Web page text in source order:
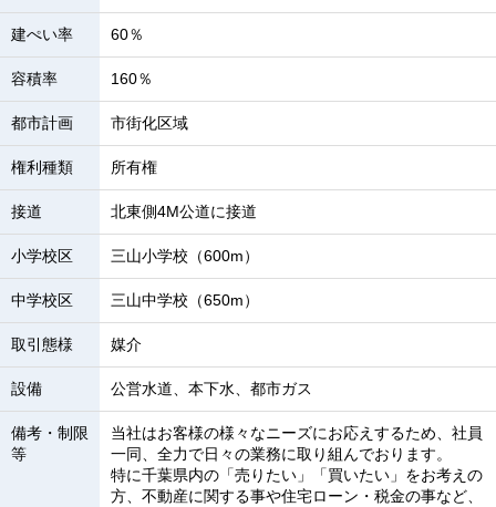
建ぺい率 60％
容積率 160％
都市計画 市街化区域
権利種類 所有権
接道 北東側4M公道に接道
小学校区 三山小学校（600m）
中学校区 三山中学校（650m）
取引態様 媒介
設備 公営水道、本下水、都市ガス
備考・制限
等
当社はお客様の様々なニーズにお応えするため、社員
一同、全力で日々の業務に取り組んでおります。
特に千葉県内の「売りたい」「買いたい」をお考えの
方、不動産に関する事や住宅ローン・税金の事など、